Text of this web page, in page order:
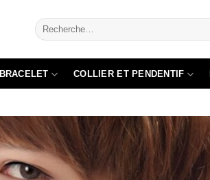
Recherche
pour :
BRACELET COLLIER ET PENDENTIF